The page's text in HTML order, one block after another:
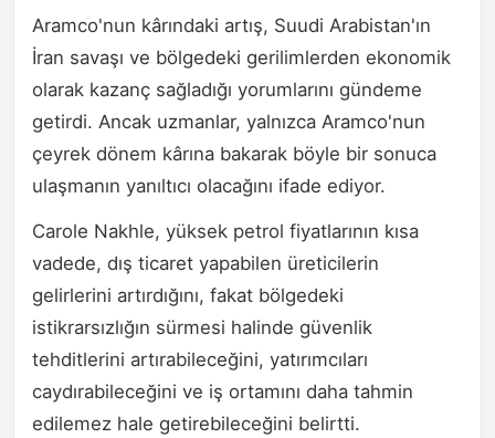
Aramco'nun kârındaki artış, Suudi Arabistan'ın
İran savaşı ve bölgedeki gerilimlerden ekonomik
olarak kazanç sağladığı yorumlarını gündeme
getirdi. Ancak uzmanlar, yalnızca Aramco'nun
çeyrek dönem kârına bakarak böyle bir sonuca
ulaşmanın yanıltıcı olacağını ifade ediyor.
Carole Nakhle, yüksek petrol fiyatlarının kısa
vadede, dış ticaret yapabilen üreticilerin
gelirlerini artırdığını, fakat bölgedeki
istikrarsızlığın sürmesi halinde güvenlik
tehditlerini artırabileceğini, yatırımcıları
caydırabileceğini ve iş ortamını daha tahmin
edilemez hale getirebileceğini belirtti.